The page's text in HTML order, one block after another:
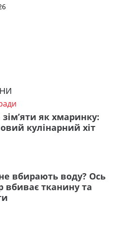
як хмаринку:
кулінарний хіт
вбирають воду? Ось
вбиває тканину та